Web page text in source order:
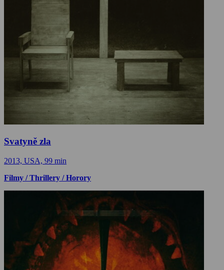
Svatyně zla
2013, USA, 99 min
Filmy / Thrillery / Horory